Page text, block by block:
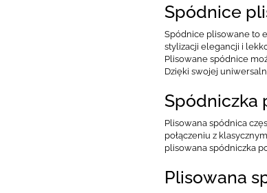
Spódnice
Spódnice plisowane to
stylizacji elegancji i
Plisowane spódnice
Dzięki swojej
Spódniczka
Plisowana spódnica
połączeniu z
plisowana spódniczka
Plisowana